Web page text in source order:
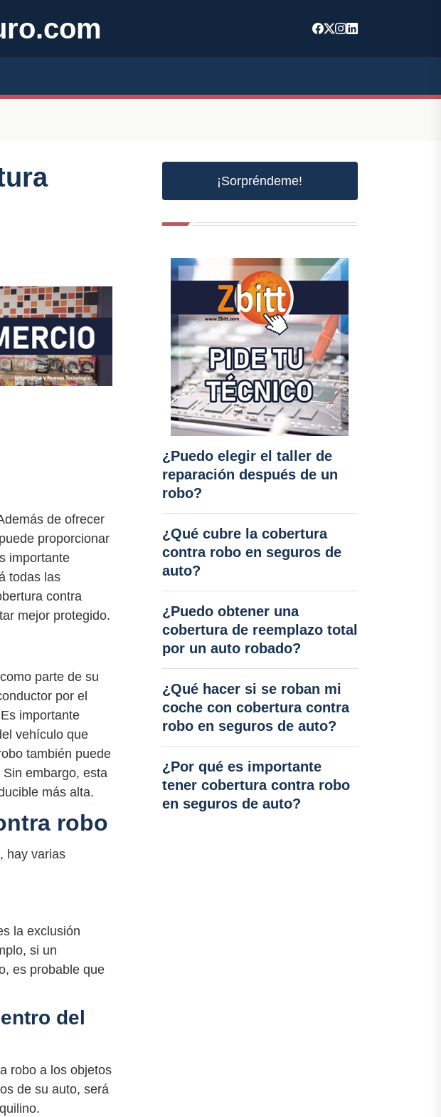
de ofrecer
proporcionar
importante
todas las
contra
mejor protegido.
parte de su
por el
importante
vehículo que
también puede
embargo, esta
más alta.
robo
hay varias
la exclusión
si un
es probable que
del
robo a los objetos
de su auto, será
¡Sorpréndeme!
¿Puedo elegir el taller de
reparación después de un
robo?
¿Qué cubre la cobertura
contra robo en seguros de
auto?
¿Puedo obtener una
cobertura de reemplazo total
por un auto robado?
¿Qué hacer si se roban mi
coche con cobertura contra
robo en seguros de auto?
¿Por qué es importante
tener cobertura contra robo
en seguros de auto?